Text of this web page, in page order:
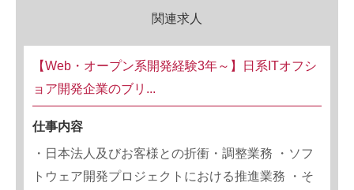
関連求人
【Web・オープン系開発経験3年～】日系ITオフシ
ョア開発企業のブリ...
仕事内容
・日本法人及びお客様との折衝・調整業務 ・ソフ
トウェア開発プロジェクトにおける推進業務 ・そ